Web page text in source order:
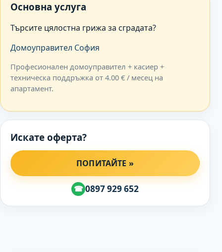
Основна услуга
Търсите цялостна грижа за сградата?
Домоуправител София
Професионален домоуправител + касиер +
техническа поддръжка от 4.00 € / месец на
апартамент.
Искате оферта?
ПОПИТАЙТЕ »
☎ 0897 929 652